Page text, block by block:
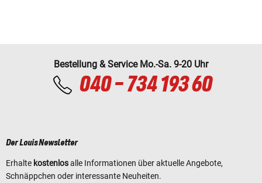
Bestellung & Service Mo.-Sa. 9-20 Uhr
040 - 734 193 60
Der Louis Newsletter
Erhalte kostenlosalle Informationen über aktuelle Angebote,
Schnäppchen oder interessante Neuheiten.